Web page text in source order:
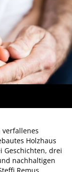
Holzhaus
Geschichten, drei
nachhaltigen